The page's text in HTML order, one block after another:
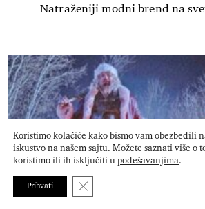
Natraženiji modni brend na
Koristimo kolačiće kako bismo vam obezbedili
iskustvo na našem sajtu. Možete saznati više o
koristimo ili ih isključiti upodešavanjima.
Prihvati Close GDPR Cookie Banner